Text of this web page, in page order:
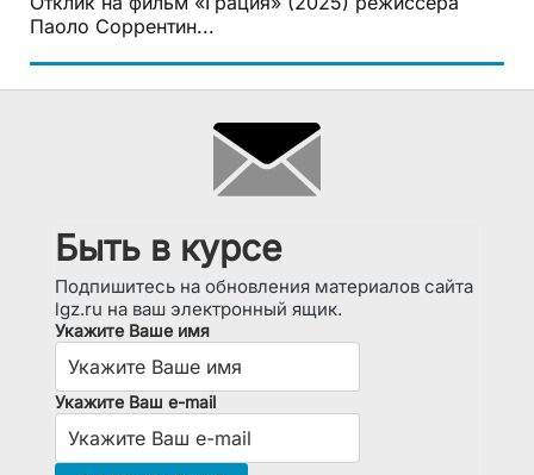
Паоло Соррентин...
Быть в курсе
Подпишитесь на обновления материалов сайта
lgz.ru на ваш электронный ящик.
Укажите Ваше имя
Укажите Ваш e-mail